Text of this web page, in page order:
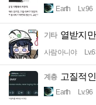
Earth Lv.96
기타 열받지
사람아니야
계층 고질적
Earth Lv.96